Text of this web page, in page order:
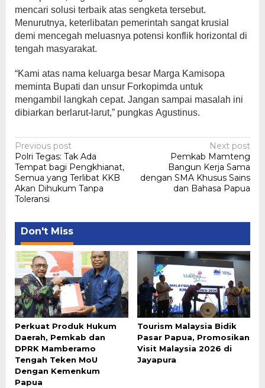
mencari solusi terbaik atas sengketa tersebut.
Menurutnya, keterlibatan pemerintah sangat krusial
demi mencegah meluasnya potensi konflik horizontal di
tengah masyarakat.
“Kami atas nama keluarga besar Marga Kamisopa
meminta Bupati dan unsur Forkopimda untuk
mengambil langkah cepat. Jangan sampai masalah ini
dibiarkan berlarut-larut,” pungkas Agustinus.
Post
navigation
Previous post
Polri Tegas: Tak Ada
Tempat bagi Pengkhianat,
Semua yang Terlibat KKB
Akan Dihukum Tanpa
Toleransi
Next post
Pemkab Mamteng
Bangun Kerja Sama
dengan SMA Khusus Sains
dan Bahasa Papua
Don't Miss
Perkuat Produk Hukum
Daerah, Pemkab dan
DPRK Mamberamo
Tengah Teken MoU
Dengan Kemenkum
Papua
Tourism Malaysia Bidik
Pasar Papua, Promosikan
Visit Malaysia 2026 di
Jayapura